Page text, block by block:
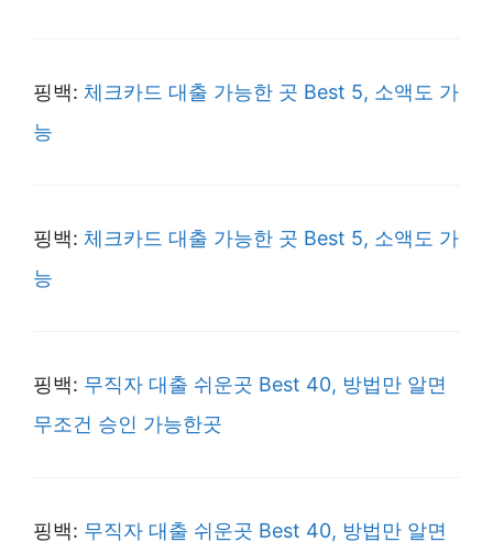
핑백: 체크카드 대출 가능한 곳 Best 5, 소액도 가
능
핑백: 체크카드 대출 가능한 곳 Best 5, 소액도 가
능
핑백: 무직자 대출 쉬운곳 Best 40, 방법만 알면
무조건 승인 가능한곳
핑백: 무직자 대출 쉬운곳 Best 40, 방법만 알면